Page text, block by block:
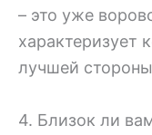
– это уже
характеризует
лучшей
4. Близок ли